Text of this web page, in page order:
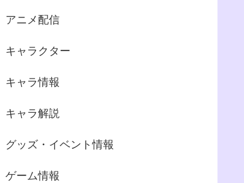
アニメ配信
キャラクター
キャラ情報
キャラ解説
グッズ・イベント情報
ゲーム情報